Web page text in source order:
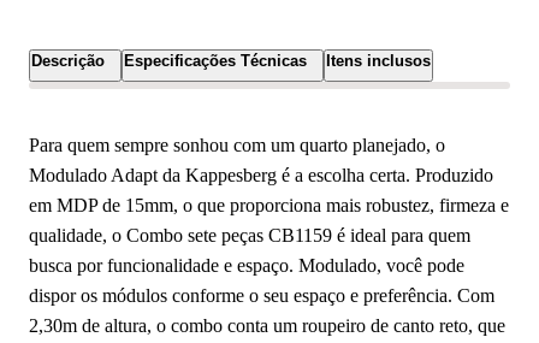
Descrição Especificações Técnicas Itens inclusos
Para quem sempre sonhou com um quarto planejado, o
Modulado Adapt da Kappesberg é a escolha certa. Produzido
em MDP de 15mm, o que proporciona mais robustez, firmeza e
qualidade, o Combo sete peças CB1159 é ideal para quem
busca por funcionalidade e espaço. Modulado, você pode
dispor os módulos conforme o seu espaço e preferência. Com
2,30m de altura, o combo conta um roupeiro de canto reto, que